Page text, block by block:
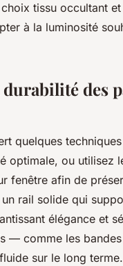
tissu occultant
à la luminosité
des
quelques
optimale, ou utilisez
fenêtre afin de
rail solide qui
élégance et
— comme les
sur le long terme.